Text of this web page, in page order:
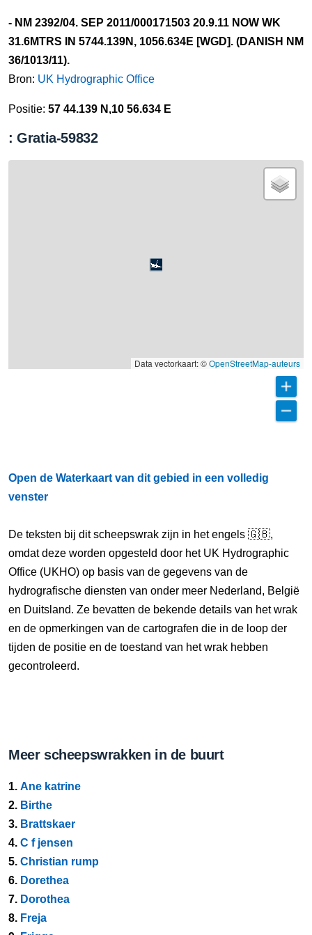
- NM 2392/04. SEP 2011/000171503 20.9.11 NOW WK
31.6MTRS IN 5744.139N, 1056.634E [WGD]. (DANISH NM
36/1013/11).
Bron: UK Hydrographic Office
Positie: 57 44.139 N,10 56.634 E
: Gratia-59832
Data vectorkaart: ©OpenStreetMap-auteurs
Open de Waterkaart van dit gebied in een volledig
venster
De teksten bij dit scheepswrak zijn in het engels 🇬🇧,
omdat deze worden opgesteld door het UK Hydrographic
Office (UKHO) op basis van de gegevens van de
hydrografische diensten van onder meer Nederland, België
en Duitsland. Ze bevatten de bekende details van het wrak
en de opmerkingen van de cartografen die in de loop der
tijden de positie en de toestand van het wrak hebben
gecontroleerd.
Meer scheepswrakken in de buurt
1. Ane katrine
2. Birthe
3. Brattskaer
4. C f jensen
5. Christian rump
6. Dorethea
7. Dorothea
8. Freja